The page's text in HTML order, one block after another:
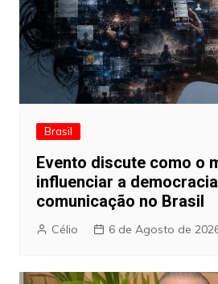
Brasil
Evento discute como o
influenciar a
comunicação no Brasil
Célio 6 de Agosto de